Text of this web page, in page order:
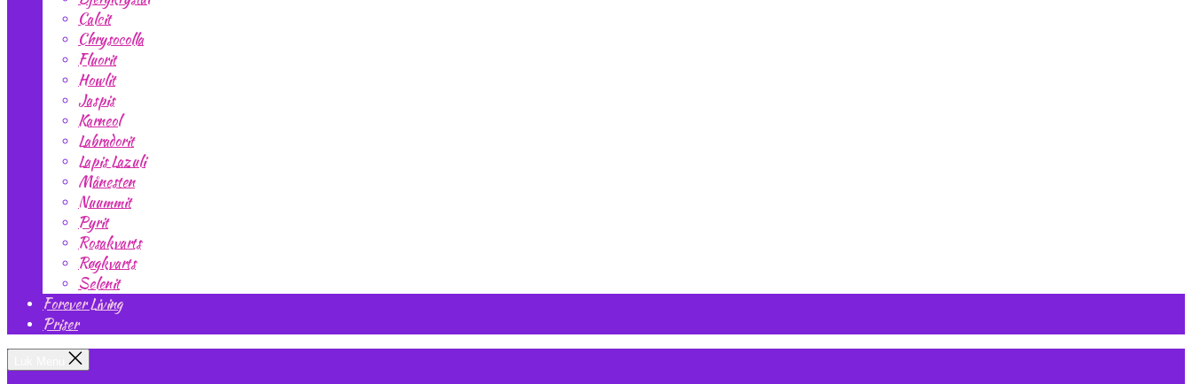
Calcit
Chrysocolla
Fluorit
Howlit
Jaspis
Karneol
Labradorit
Lapis Lazuli
Månesten
Nuummit
Pyrit
Rosakvarts
Røgkvarts
Selenit
Forever Living
Priser